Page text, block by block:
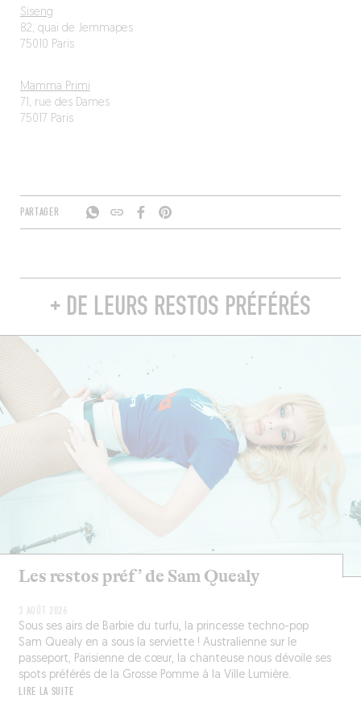
Siseng
82, quai de Jemmapes
75010 Paris
Mamma Primi
71, rue des Dames
75017 Paris
PARTAGER
+ DE LEURS RESTOS PRÉFÉRÉS
Les restos préf’ de Sam Quealy
3 AOÛT 2026
Sous ses airs de Barbie du turfu, la princesse techno-pop
Sam Quealy en a sous la serviette ! Australienne sur le
passeport, Parisienne de cœur, la chanteuse nous dévoile ses
spots préférés de la Grosse Pomme à la Ville Lumière.
LIRE LA SUITE